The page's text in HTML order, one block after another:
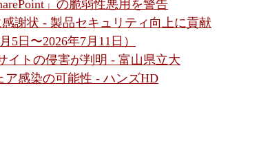
」の脆弱性悪用を警告
感謝状 - 製品セキュリティ向上に貢献
5日〜2026年7月11日）
イトの侵害が判明 - 富山県立大
感染の可能性 - ハンズHD